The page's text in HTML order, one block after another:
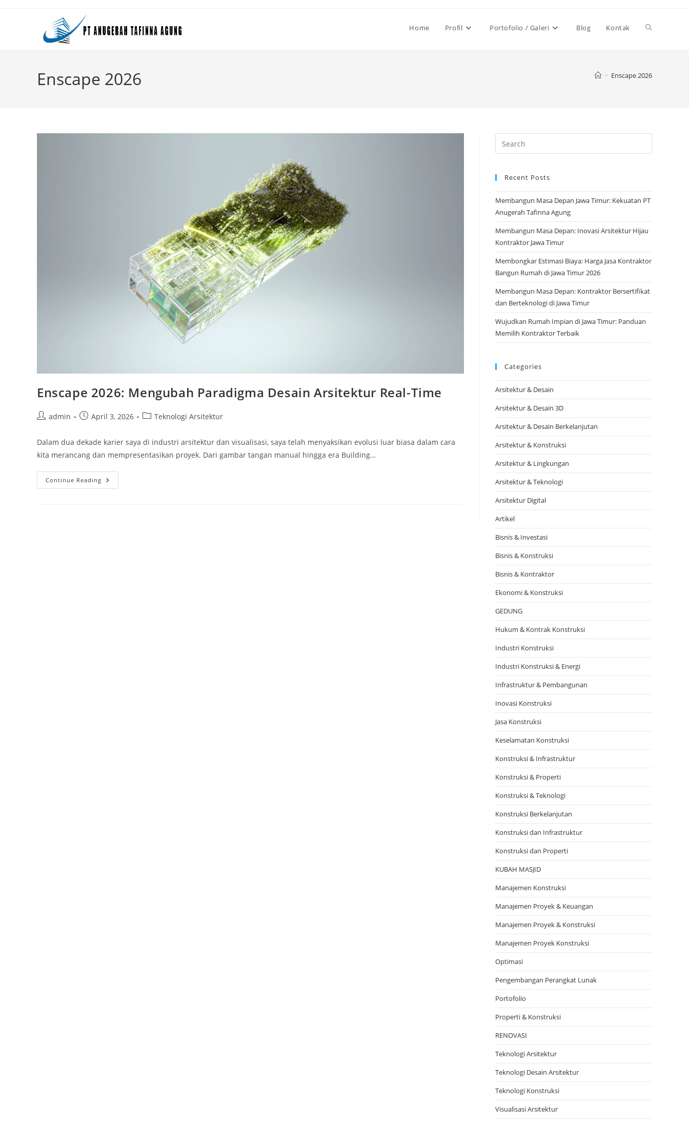
Home Profil Portofolio / Galeri Blog Kontak Toggle
Enscape 2026 > Enscape 2026
Enscape 2026: Mengubah Paradigma Desain Arsitektur Real-Time
Postadmin
PostApril 3, 2026
PostTeknologi Arsitektur
Dalam dua dekade karier saya di industri arsitektur dan visualisasi, saya telah menyaksikan evolusi luar biasa dalam cara
kita merancang dan mempresentasikan proyek. Dari gambar tangan manual hingga era Building…
Continue Reading Enscape
2026:
Recent Posts
Membangun Masa Depan Jawa Timur: Kekuatan PT
Anugerah Tafinna Agung
Membangun Masa Depan: Inovasi Arsitektur Hijau
Kontraktor Jawa Timur
Membongkar Estimasi Biaya: Harga Jasa Kontraktor
Bangun Rumah di Jawa Timur 2026
Membangun Masa Depan: Kontraktor Bersertifikat
dan Berteknologi di Jawa Timur
Wujudkan Rumah Impian di Jawa Timur: Panduan
Memilih Kontraktor Terbaik
Categories
Arsitektur & Desain
Arsitektur & Desain 3D
Arsitektur & Desain Berkelanjutan
Arsitektur & Konstruksi
Arsitektur & Lingkungan
Arsitektur & Teknologi
Arsitektur Digital
Artikel
Bisnis & Investasi
Bisnis & Konstruksi
Bisnis & Kontraktor
Ekonomi & Konstruksi
GEDUNG
Hukum & Kontrak Konstruksi
Industri Konstruksi
Industri Konstruksi & Energi
Infrastruktur & Pembangunan
Inovasi Konstruksi
Jasa Konstruksi
Keselamatan Konstruksi
Konstruksi & Infrastruktur
Konstruksi & Properti
Konstruksi & Teknologi
Konstruksi Berkelanjutan
Konstruksi dan Infrastruktur
Konstruksi dan Properti
KUBAH MASJID
Manajemen Konstruksi
Manajemen Proyek & Keuangan
Manajemen Proyek & Konstruksi
Manajemen Proyek Konstruksi
Optimasi
Pengembangan Perangkat Lunak
Portofolio
Properti & Konstruksi
RENOVASI
Teknologi Arsitektur
Teknologi Desain Arsitektur
Teknologi Konstruksi
Visualisasi Arsitektur